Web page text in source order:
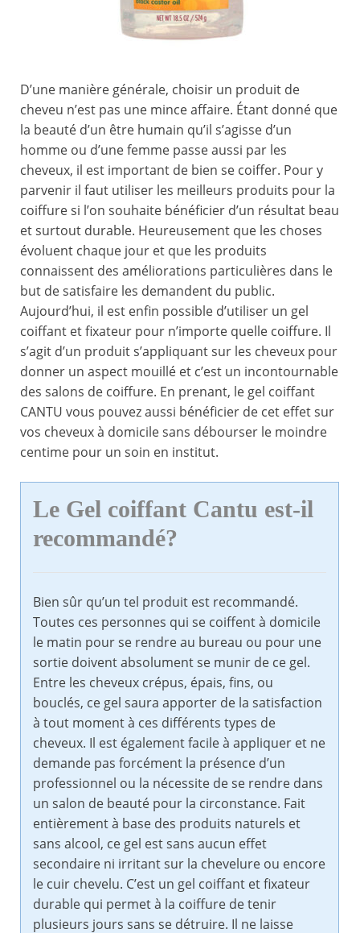
D’une manière générale, choisir un produit de
cheveu n’est pas une mince affaire. Étant donné que
la beauté d’un être humain qu’il s’agisse d’un
homme ou d’une femme passe aussi par les
cheveux, il est important de bien se coiffer. Pour y
parvenir il faut utiliser les meilleurs produits pour la
coiffure si l’on souhaite bénéficier d’un résultat beau
et surtout durable. Heureusement que les choses
évoluent chaque jour et que les produits
connaissent des améliorations particulières dans le
but de satisfaire les demandent du public.
Aujourd’hui, il est enfin possible d’utiliser un gel
coiffant et fixateur pour n’importe quelle coiffure. Il
s’agit d’un produit s’appliquant sur les cheveux pour
donner un aspect mouillé et c’est un incontournable
des salons de coiffure. En prenant, le gel coiffant
CANTU vous pouvez aussi bénéficier de cet effet sur
vos cheveux à domicile sans débourser le moindre
centime pour un soin en institut.
Le Gel coiffant Cantu est-il
recommandé?
Bien sûr qu’un tel produit est recommandé.
Toutes ces personnes qui se coiffent à domicile
le matin pour se rendre au bureau ou pour une
sortie doivent absolument se munir de ce gel.
Entre les cheveux crépus, épais, fins, ou
bouclés, ce gel saura apporter de la satisfaction
à tout moment à ces différents types de
cheveux. Il est également facile à appliquer et ne
demande pas forcément la présence d’un
professionnel ou la nécessite de se rendre dans
un salon de beauté pour la circonstance. Fait
entièrement à base des produits naturels et
sans alcool, ce gel est sans aucun effet
secondaire ni irritant sur la chevelure ou encore
le cuir chevelu. C’est un gel coiffant et fixateur
durable qui permet à la coiffure de tenir
plusieurs jours sans se détruire. Il ne laisse